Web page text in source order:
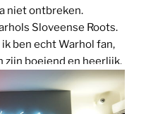
niet ontbreken.
Sloveense Roots.
ben echt Warhol fan,
zijn boeiend en heerlijk.